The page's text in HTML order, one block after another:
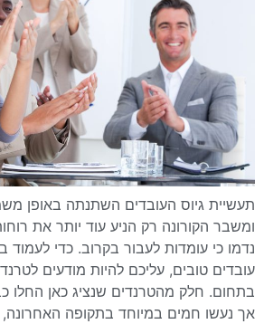
תעשיית גיוס העובדים השתנתה באופן
ומשבר הקורונה רק הניע עוד יותר את
נדמו כי עומדות לעבור בקרוב. כדי לעמוד
עובדים טובים, עליכם להיות מודעים
בתחום. חלק מהטרנדים שנציג כאן החלו
אך נעשו חמים במיוחד בתקופה